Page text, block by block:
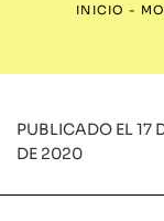
INICIO -
PUBLICADO EL 17
DE 2020